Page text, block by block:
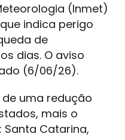
(Inmet)
indica perigo
de
dias. O aviso
(6/06/26).
uma redução
mais o
Santa Catarina,